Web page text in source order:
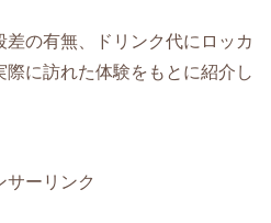
の有無、ドリンク代にロッカ
に訪れた体験をもとに紹介し
サーリンク